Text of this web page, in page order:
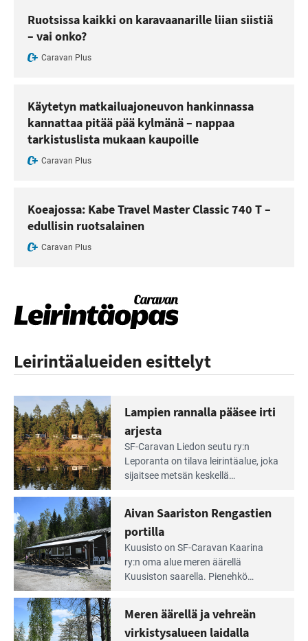
Ruotsissa kaikki on karavaanarille liian siistiä
– vai onko?
Caravan Plus
Käytetyn matkailuajoneuvon hankinnassa
kannattaa pitää pää kylmänä – nappaa
tarkistuslista mukaan kaupoille
Caravan Plus
Koeajossa: Kabe Travel Master Classic 740 T –
edullisin ruotsalainen
Caravan Plus
Leirintäalueiden esittelyt
Lue
Leirintäoppaan
artikkeli:
Lampien
rannalla
pääsee
irti
arjesta
Lampien rannalla pääsee irti
arjesta
SF-Caravan Liedon seutu ry:n
Leporanta on tilava leirintäalue, joka
sijaitsee metsän kes­kellä
tarjoaa ympäris­töineen kauniit
maisemat ja loistavat virkistäytymis­
mahdollisuudet.
Lue
Leirintäoppaan
artikkeli:
Aivan
Saariston
Rengastien
portilla
Aivan Saariston Rengastien
portilla
Kuusisto on SF-Caravan Kaarina
ry:n oma alue meren äärellä
Kuusiston saarella. Pie­nehkö
Meren äärellä ja vehreän
virkistysalueen laidalla